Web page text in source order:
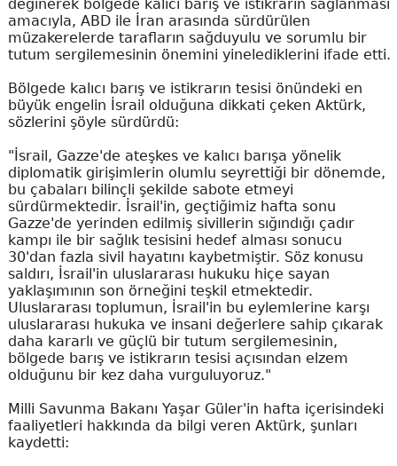
değinerek bölgede kalıcı barış ve istikrarın sağlanması
amacıyla, ABD ile İran arasında sürdürülen
müzakerelerde tarafların sağduyulu ve sorumlu bir
tutum sergilemesinin önemini yinelediklerini ifade etti.
Bölgede kalıcı barış ve istikrarın tesisi önündeki en
büyük engelin İsrail olduğuna dikkati çeken Aktürk,
sözlerini şöyle sürdürdü:
"İsrail, Gazze'de ateşkes ve kalıcı barışa yönelik
diplomatik girişimlerin olumlu seyrettiği bir dönemde,
bu çabaları bilinçli şekilde sabote etmeyi
sürdürmektedir. İsrail'in, geçtiğimiz hafta sonu
Gazze'de yerinden edilmiş sivillerin sığındığı çadır
kampı ile bir sağlık tesisini hedef alması sonucu
30'dan fazla sivil hayatını kaybetmiştir. Söz konusu
saldırı, İsrail'in uluslararası hukuku hiçe sayan
yaklaşımının son örneğini teşkil etmektedir.
Uluslararası toplumun, İsrail'in bu eylemlerine karşı
uluslararası hukuka ve insani değerlere sahip çıkarak
daha kararlı ve güçlü bir tutum sergilemesinin,
bölgede barış ve istikrarın tesisi açısından elzem
olduğunu bir kez daha vurguluyoruz."
Milli Savunma Bakanı Yaşar Güler'in hafta içerisindeki
faaliyetleri hakkında da bilgi veren Aktürk, şunları
kaydetti: